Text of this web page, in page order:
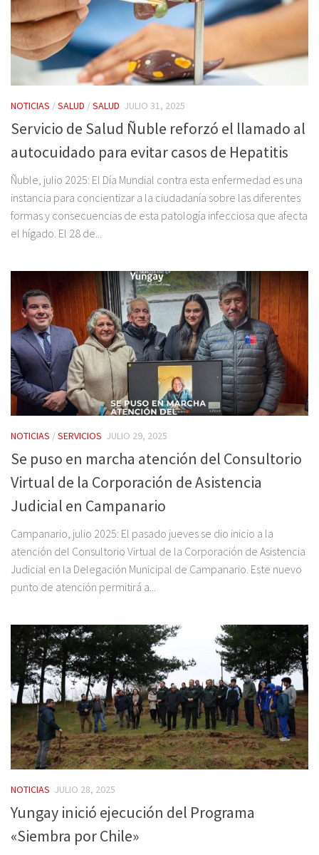
NOTICIAS /SALUD /SALUD JULIO 31, 2025
Servicio de Salud Ñuble reforzó el llamado al
autocuidado para evitar casos de Hepatitis
Ñuble, julio 2025: El Día Mundial contra esta enfermedad es una
instancia para concientizar a la ciudadanía sobre las diferentes
formas y consecuencias de esta patología infecciosa que afecta
el hígado. El 28 de...
NOTICIAS /SERVICIOS JULIO 29, 2025
Se puso en marcha atención del Consultorio
Virtual de la Corporación de Asistencia
Judicial en Campanario
Campanario, julio 2025: El pasado jueves se dio inicio a la
atención del Consultorio Virtual de la Corporación de Asistencia
Judicial en la Delegación Municipal de Campanario. Este nuevo
punto de atención permitirá a...
NOTICIAS JULIO 28, 2025
Yungay inició ejecución del Programa
«Siembra por Chile»